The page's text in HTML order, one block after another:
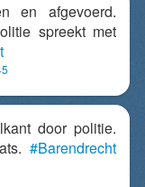
en afgevoerd.
spreekt met
door politie.
#Barendrecht